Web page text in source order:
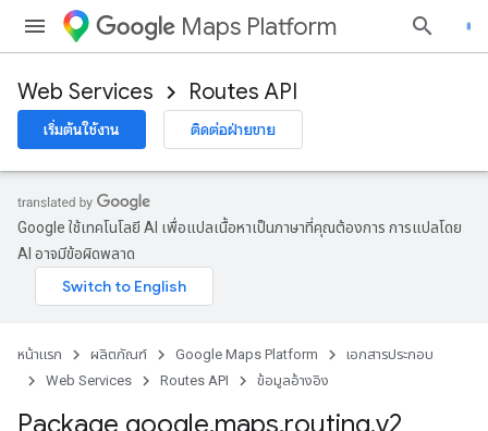
Maps Platform
Web Services Routes API
เริ่มต้นใช้งาน ติดต่อฝ่ายขาย
Google ใช้เทคโนโลยี AI เพื่อแปลเนื้อหาเป็นภาษาที่คุณต้องการ การแปลโดย
AI อาจมีข้อผิดพลาด
หน้าแรก ผลิตภัณฑ์ Google Maps Platform
เอกสารประกอบ
Web Services
Routes API ข้อมูลอ้างอิง
Package google.maps.routing.v2